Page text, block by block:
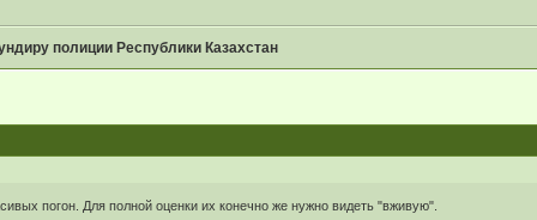
полиции Республики Казахстан
погон. Для полной оценки их конечно же нужно видеть "вживую".